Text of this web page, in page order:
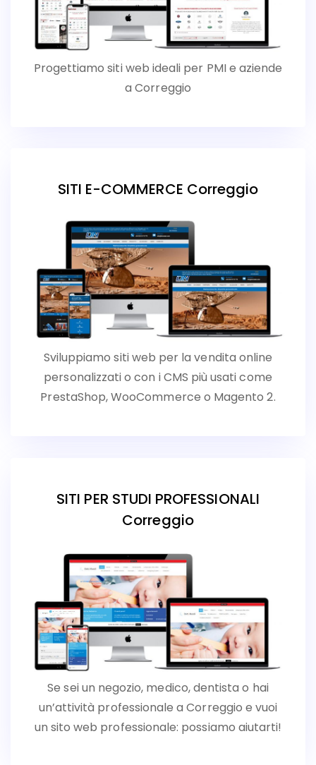
Progettiamo siti web ideali per PMI e aziende
a Correggio
SITI E-COMMERCE Correggio
Sviluppiamo siti web per la vendita online
personalizzati o con i CMS più usati come
PrestaShop, WooCommerce o Magento 2.
SITI PER STUDI PROFESSIONALI
Correggio
Se sei un negozio, medico, dentista o hai
un’attività professionale a Correggio e vuoi
un sito web professionale: possiamo aiutarti!